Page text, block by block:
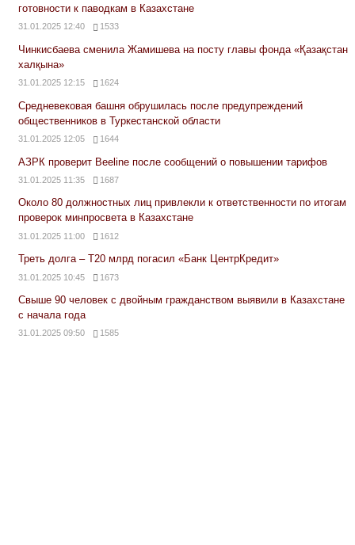
готовности к паводкам в Казахстане
31.01.2025 12:40 1533
Чинкисбаева сменила Жамишева на посту главы фонда «Қазақстан
халқына»
31.01.2025 12:15 1624
Средневековая башня обрушилась после предупреждений
общественников в Туркестанской области
31.01.2025 12:05 1644
АЗРК проверит Beeline после сообщений о повышении тарифов
31.01.2025 11:35 1687
Около 80 должностных лиц привлекли к ответственности по итогам
проверок минпросвета в Казахстане
31.01.2025 11:00 1612
Треть долга – Т20 млрд погасил «Банк ЦентрКредит»
31.01.2025 10:45 1673
Свыше 90 человек с двойным гражданством выявили в Казахстане
с начала года
31.01.2025 09:50 1585